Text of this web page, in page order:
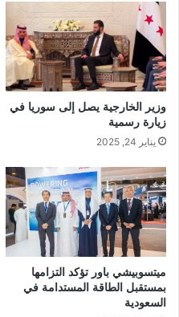
وزير الخارجية يصل إلى سوريا في
زيارة رسمية
يناير 24, 2025
ميتسوبيشي باور تؤكد التزامها
بمستقبل الطاقة المستدامة في
السعودية